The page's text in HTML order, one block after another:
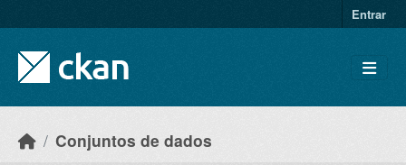
Entrar
Conjuntos de dados